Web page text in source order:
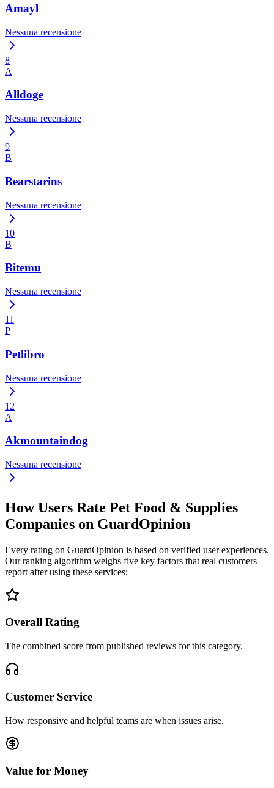
Amayl
Nessuna recensione
8
A
Alldoge
Nessuna recensione
9
B
Bearstarins
Nessuna recensione
10
B
Bitemu
Nessuna recensione
11
P
Petlibro
Nessuna recensione
12
A
Akmountaindog
Nessuna recensione
How Users Rate Pet Food & Supplies
Companies on GuardOpinion
Every rating on GuardOpinion is based on verified user experiences.
Our ranking algorithm weighs five key factors that real customers
report after using these services:
Overall Rating
The combined score from published reviews for this category.
Customer Service
How responsive and helpful teams are when issues arise.
Value for Money